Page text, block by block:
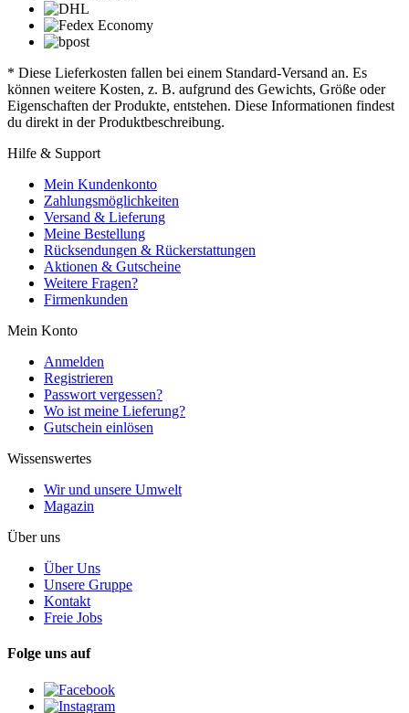
* Diese Lieferkosten fallen bei einem Standard-Versand an. Es
können weitere Kosten, z. B. aufgrund des Gewichts, Größe oder
Eigenschaften der Produkte, entstehen. Diese Informationen findest
du direkt in der Produktbeschreibung.
Hilfe & Support
Mein Kundenkonto
Zahlungsmöglichkeiten
Versand & Lieferung
Meine Bestellung
Rücksendungen & Rückerstattungen
Aktionen & Gutscheine
Weitere Fragen?
Firmenkunden
Mein Konto
Anmelden
Registrieren
Passwort vergessen?
Wo ist meine Lieferung?
Gutschein einlösen
Wissenswertes
Wir und unsere Umwelt
Magazin
Über uns
Über Uns
Unsere Gruppe
Kontakt
Freie Jobs
Folge uns auf